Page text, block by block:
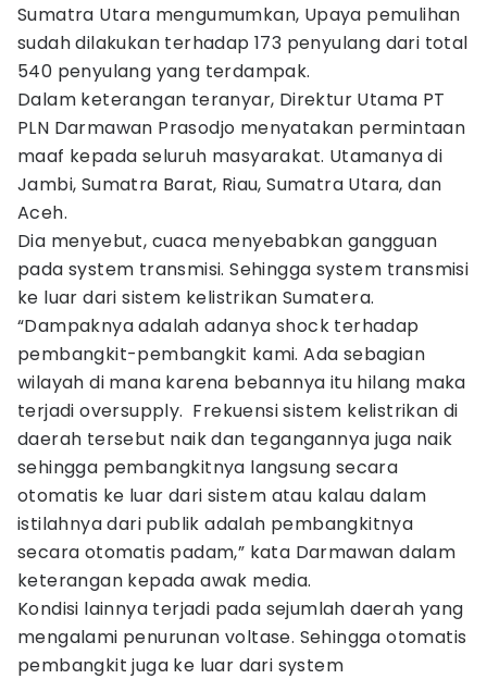
Sumatra Utara mengumumkan, Upaya pemulihan
sudah dilakukan terhadap 173 penyulang dari total
540 penyulang yang terdampak.
Dalam keterangan teranyar, Direktur Utama PT
PLN Darmawan Prasodjo menyatakan permintaan
maaf kepada seluruh masyarakat. Utamanya di
Jambi, Sumatra Barat, Riau, Sumatra Utara, dan
Aceh.
Dia menyebut, cuaca menyebabkan gangguan
pada system transmisi. Sehingga system transmisi
ke luar dari sistem kelistrikan Sumatera.
“Dampaknya adalah adanya shock terhadap
pembangkit-pembangkit kami. Ada sebagian
wilayah di mana karena bebannya itu hilang maka
terjadi oversupply. Frekuensi sistem kelistrikan di
daerah tersebut naik dan tegangannya juga naik
sehingga pembangkitnya langsung secara
otomatis ke luar dari sistem atau kalau dalam
istilahnya dari publik adalah pembangkitnya
secara otomatis padam,” kata Darmawan dalam
keterangan kepada awak media.
Kondisi lainnya terjadi pada sejumlah daerah yang
mengalami penurunan voltase. Sehingga otomatis
pembangkit juga ke luar dari system